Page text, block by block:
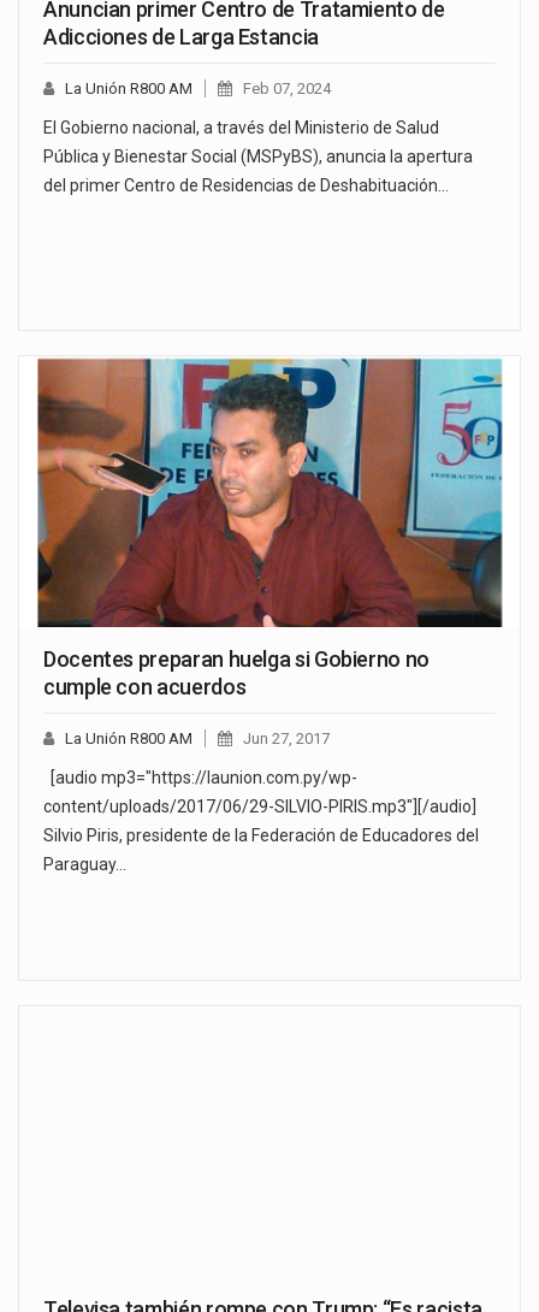
Anuncian primer Centro de Tratamiento de
Adicciones de Larga Estancia
La Unión R800 AM Feb 07, 2024
El Gobierno nacional, a través del Ministerio de Salud
Pública y Bienestar Social (MSPyBS), anuncia la apertura
del primer Centro de Residencias de Deshabituación…
Docentes preparan huelga si Gobierno no
cumple con acuerdos
La Unión R800 AM Jun 27, 2017
[audio mp3="https://launion.com.py/wp-
content/uploads/2017/06/29-SILVIO-PIRIS.mp3"][/audio]
Silvio Piris, presidente de la Federación de Educadores del
Paraguay…